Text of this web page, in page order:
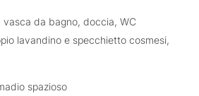
vasca da bagno, doccia, WC
lavandino e specchietto cosmesi,
spazioso